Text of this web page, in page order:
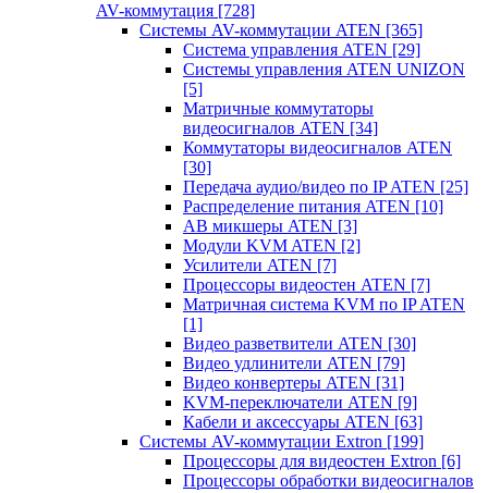
AV-коммутация [728]
Системы AV-коммутации ATEN [365]
Система управления ATEN [29]
Системы управления ATEN UNIZON
[5]
Матричные коммутаторы
видеосигналов ATEN [34]
Коммутаторы видеосигналов ATEN
[30]
Передача аудио/видео по IP ATEN [25]
Распределение питания ATEN [10]
АВ микшеры ATEN [3]
Модули KVM ATEN [2]
Усилители ATEN [7]
Процессоры видеостен ATEN [7]
Матричная система KVM по IP ATEN
[1]
Видео разветвители ATEN [30]
Видео удлинители ATEN [79]
Видео конвертеры ATEN [31]
KVM-переключатели ATEN [9]
Кабели и аксессуары ATEN [63]
Системы AV-коммутации Extron [199]
Процессоры для видеостен Extron [6]
Процессоры обработки видеосигналов